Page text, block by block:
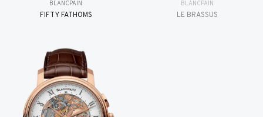
BLANCPAIN
FIFTY FATHOMS
BLANCPAIN
LE BRASSUS